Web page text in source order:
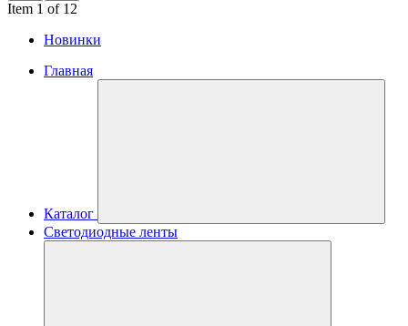
Item 1 of 12
Новинки
Главная
Каталог
Светодиодные ленты